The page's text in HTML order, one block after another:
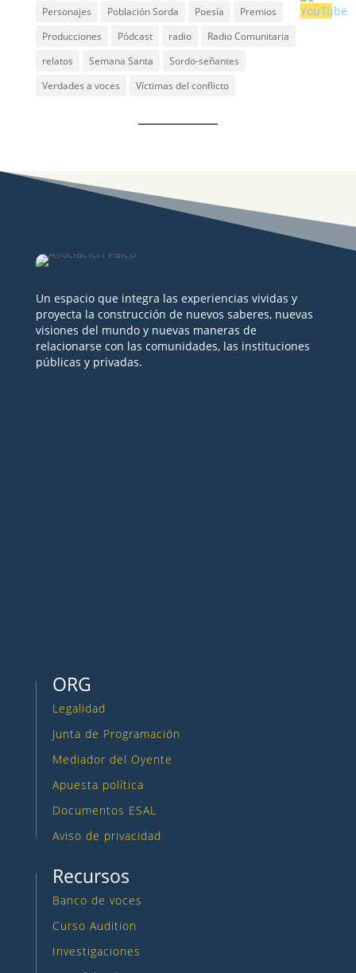
Personajes
Población Sorda Poesía
Premios
Producciones
Pódcast radio
Radio Comunitaria
relatos
Semana Santa
Sordo-señantes
Verdades a voces
Víctimas del conflicto
Un espacio que integra las experiencias vividas y
proyecta la construcción de nuevos saberes, nuevas
visiones del mundo y nuevas maneras de
relacionarse con las comunidades, las instituciones
públicas y privadas.
ORG
Legalidad
Junta de Programación
Mediador del Oyente
Apuesta política
Documentos ESAL
Aviso de privacidad
Recursos
Banco de voces
Curso Audition
Investigaciones